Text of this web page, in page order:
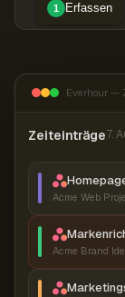
1 Erfassen
Everhour —
Zeiteinträge7.
Acme Web
Acme Brand